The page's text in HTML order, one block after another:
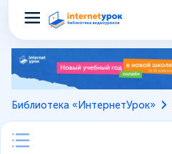
Библиотека «ИнтернетУрок»